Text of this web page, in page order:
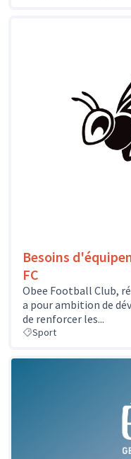
Besoins
FC
Obee Football Club,
a pour ambition de
de renforcer les...
Sport